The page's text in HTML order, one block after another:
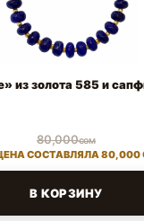
из золота 585 и
80,000сом
СОСТАВЛЯЛА 80,000
СОМ.
В КОРЗИНУ